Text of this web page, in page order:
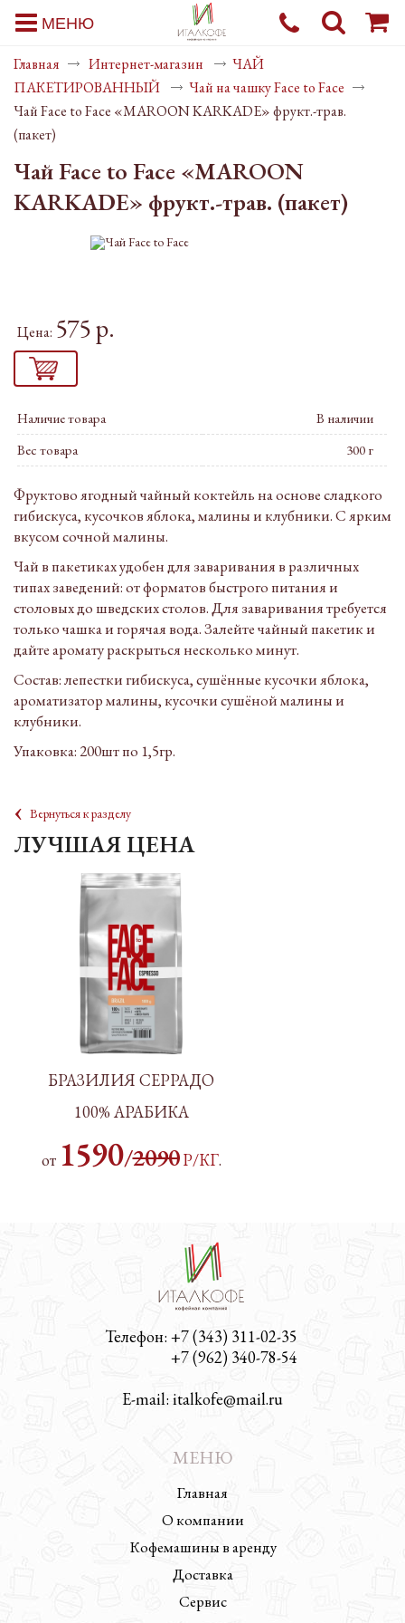
МЕНЮ
Главная Интернет-магазин
ЧАЙ
ПАКЕТИРОВАННЫЙ
Чай на чашку Face to Face
Чай Face to Face «MAROON KARKADE» фрукт.-трав.
(пакет)
Чай Face to Face «MAROON
KARKADE» фрукт.-трав. (пакет)
Цена: 575 р.
Наличие товара
В наличии
Вес товара
300 г
Фруктово ягодный чайный коктейль на основе сладкого
гибискуса, кусочков яблока, малины и клубники. С ярким
вкусом сочной малины.
Чай в пакетиках удобен для заваривания в различных
типах заведений: от форматов быстрого питания и
столовых до шведских столов. Для заваривания требуется
только чашка и горячая вода. Залейте чайный пакетик и
дайте аромату раскрыться несколько минут.
Состав: лепестки гибискуса, сушённые кусочки яблока,
ароматизатор малины, кусочки сушёной малины и
клубники.
Упаковка: 200шт по 1,5гр.
‹ Вернуться к разделу
ЛУЧШАЯ ЦЕНА
БРАЗИЛИЯ СЕРРАДО
100% АРАБИКА
от 1590/2090Р/КГ.
Телефон: +7 (343) 311-02-35
+7 (962) 340-78-54
E-mail: italkofe@mail.ru
МЕНЮ
Главная
О компании
Кофемашины в аренду
Доставка
Сервис